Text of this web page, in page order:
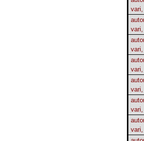
vari,
vari,
vari,
vari,
vari,
vari,
vari,